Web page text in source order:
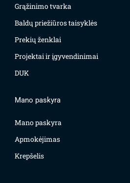
Grąžinimo tvarka
Baldų priežiūros taisyklės
Prekių ženklai
Projektai ir įgyvendinimai
DUK
Mano paskyra
Mano paskyra
Apmokėjimas
Krepšelis